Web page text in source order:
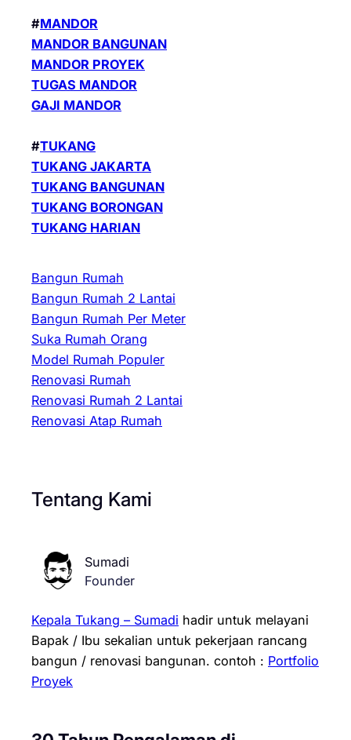
#MANDOR
MANDOR BANGUNAN
MANDOR PROYEK
TUGAS MANDOR
GAJI MANDOR
#TUKANG
TUKANG JAKARTA
TUKANG BANGUNAN
TUKANG BORONGAN
TUKANG HARIAN
Bangun Rumah
Bangun Rumah 2 Lantai
Bangun Rumah Per Meter
Suka Rumah Orang
Model Rumah Populer
Renovasi Rumah
Renovasi Rumah 2 Lantai
Renovasi Atap Rumah
Tentang Kami
Sumadi
Founder
Kepala Tukang – Sumadi hadir untuk melayani
Bapak / Ibu sekalian untuk pekerjaan rancang
bangun / renovasi bangunan. contoh : Portfolio
Proyek